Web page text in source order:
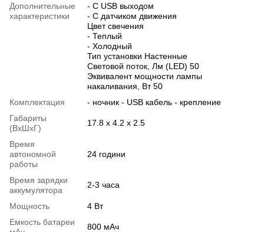
Дополнительные
характеристики
- С USB выходом
- С датчиком движения
Цвет свечения
- Теплый
- Холодный
Тип установки Настенные
Световой поток, Лм (LED) 50
Эквивалент мощности лампы
накаливания, Вт 50
Комплектация
- ночник - USB кабель - крепление
Габариты
(ВхШхГ)
17.8 х 4.2 х 2.5
Время
автономной
работы
24 години
Время зарядки
аккумулятора
2-3 часа
Мощность
4 Вт
Емкость батареи
800 мАч